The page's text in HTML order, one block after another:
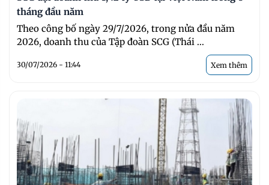
tháng đầu năm
Theo công bố ngày 29/7/2026, trong nửa đầu năm
2026, doanh thu của Tập đoàn SCG (Thái ...
30/07/2026 - 11:44 Xem thêm